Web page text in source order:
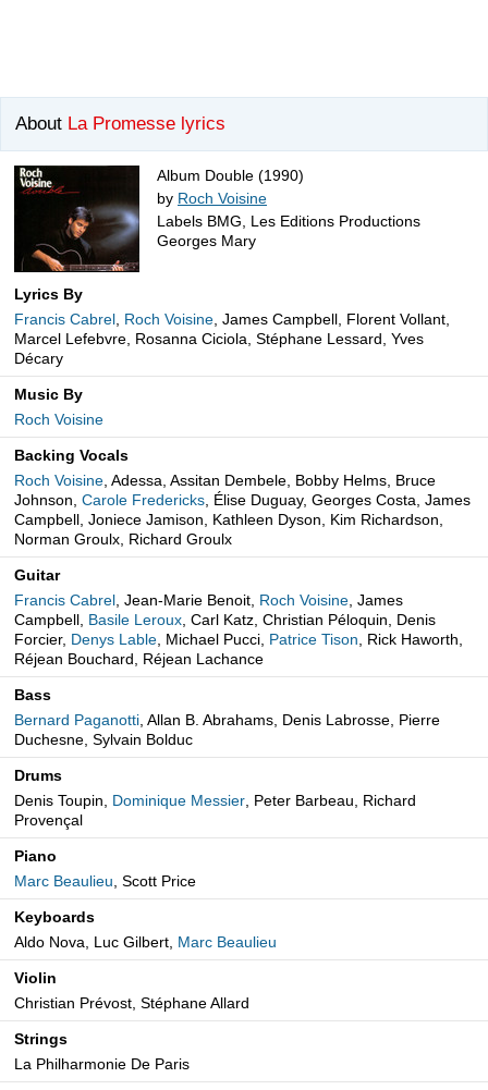
About La Promesse lyrics
Album Double (1990)
by Roch Voisine
Labels BMG, Les Editions Productions
Georges Mary
Lyrics By
Francis Cabrel, Roch Voisine, James Campbell, Florent Vollant,
Marcel Lefebvre, Rosanna Ciciola, Stéphane Lessard, Yves
Décary
Music By
Roch Voisine
Backing Vocals
Roch Voisine, Adessa, Assitan Dembele, Bobby Helms, Bruce
Johnson, Carole Fredericks, Élise Duguay, Georges Costa, James
Campbell, Joniece Jamison, Kathleen Dyson, Kim Richardson,
Norman Groulx, Richard Groulx
Guitar
Francis Cabrel, Jean-Marie Benoit, Roch Voisine, James
Campbell, Basile Leroux, Carl Katz, Christian Péloquin, Denis
Forcier, Denys Lable, Michael Pucci, Patrice Tison, Rick Haworth,
Réjean Bouchard, Réjean Lachance
Bass
Bernard Paganotti, Allan B. Abrahams, Denis Labrosse, Pierre
Duchesne, Sylvain Bolduc
Drums
Denis Toupin, Dominique Messier, Peter Barbeau, Richard
Provençal
Piano
Marc Beaulieu, Scott Price
Keyboards
Aldo Nova, Luc Gilbert, Marc Beaulieu
Violin
Christian Prévost, Stéphane Allard
Strings
La Philharmonie De Paris